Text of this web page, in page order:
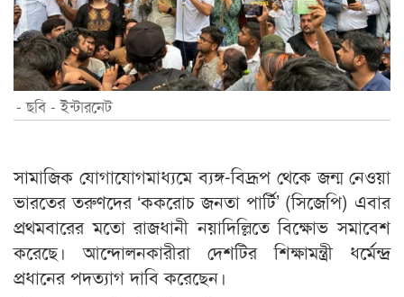
- ছবি - ইন্টারনেট
সামাজিক যোগাযোগমাধ্যমে ব্যঙ্গ-বিদ্রূপ থেকে জন্ম নেওয়া
ভারতের তরুণদের ‘ককরোচ জনতা পার্টি’ (সিজেপি) এবার
প্রথমবারের মতো রাজধানী নয়াদিল্লিতে বিক্ষোভ সমাবেশ
করেছে। আন্দোলনকারীরা দেশটির শিক্ষামন্ত্রী ধর্মেন্দ্র
প্রধানের পদত্যাগ দাবি করেছেন।